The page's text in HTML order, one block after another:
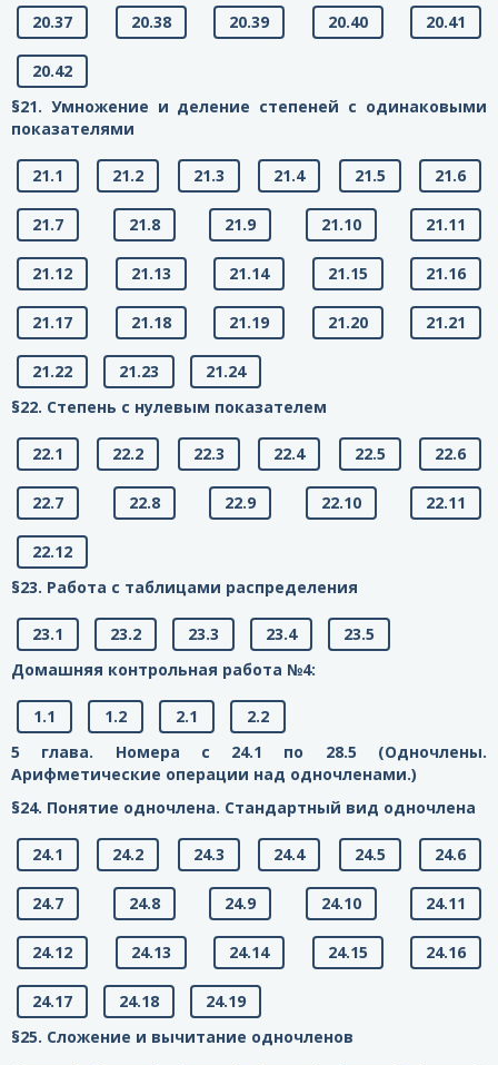
20.37 20.38 20.39 20.40 20.41
20.42
§21. Умножение и деление степеней с одинаковыми
показателями
21.1 21.2 21.3 21.4 21.5 21.6
21.7 21.8 21.9 21.10 21.11
21.12 21.13 21.14 21.15 21.16
21.17 21.18 21.19 21.20 21.21
21.22 21.23
21.24
§22. Степень с нулевым показателем
22.1 22.2 22.3 22.4 22.5 22.6
22.7 22.8 22.9 22.10 22.11
22.12
§23. Работа с таблицами распределения
23.1 23.2 23.3 23.4
23.5
Домашняя контрольная работа №4:
1.1 1.2 2.1
2.2
5 глава. Номера с 24.1 по 28.5 (Одночлены.
Арифметические операции над одночленами.)
§24. Понятие одночлена. Стандартный вид одночлена
24.1 24.2 24.3 24.4 24.5 24.6
24.7 24.8 24.9 24.10 24.11
24.12 24.13 24.14 24.15 24.16
24.17 24.18
24.19
§25. Сложение и вычитание одночленов